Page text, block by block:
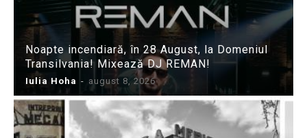
Noapte incendiară, în 28 August, la Domeniul
Transilvania! Mixează DJ REMAN!
Iulia Hoha - august 8, 2026